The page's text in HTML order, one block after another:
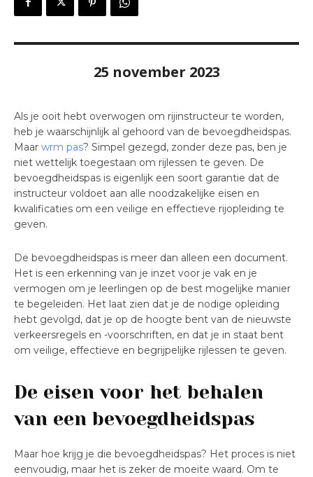
25 november 2023
Als je ooit hebt overwogen om rijinstructeur te worden,
heb je waarschijnlijk al gehoord van de bevoegdheidspas.
Maar wrm pas? Simpel gezegd, zonder deze pas, ben je
niet wettelijk toegestaan om rijlessen te geven. De
bevoegdheidspas is eigenlijk een soort garantie dat de
instructeur voldoet aan alle noodzakelijke eisen en
kwalificaties om een veilige en effectieve rijopleiding te
geven.
De bevoegdheidspas is meer dan alleen een document.
Het is een erkenning van je inzet voor je vak en je
vermogen om je leerlingen op de best mogelijke manier
te begeleiden. Het laat zien dat je de nodige opleiding
hebt gevolgd, dat je op de hoogte bent van de nieuwste
verkeersregels en -voorschriften, en dat je in staat bent
om veilige, effectieve en begrijpelijke rijlessen te geven.
De eisen voor het behalen
van een bevoegdheidspas
Maar hoe krijg je die bevoegdheidspas? Het proces is niet
eenvoudig, maar het is zeker de moeite waard. Om te